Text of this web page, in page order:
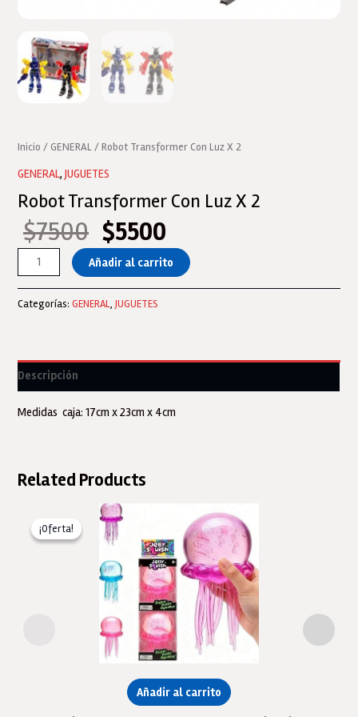
Inicio /GENERAL/ Robot Transformer Con Luz X 2
GENERAL,JUGUETES
Robot Transformer Con Luz X 2
$7500
El
precio
original
era:
$7500.
$5500
precio
actual
es:
Robot
Transformer
cantidad
Añadir al carrito
Categorías:GENERAL,JUGUETES
Descripción
Medidas caja: 17cm x 23cm x 4cm
Related Products
¡Oferta!
¡Oferta!
Añadir al carrito